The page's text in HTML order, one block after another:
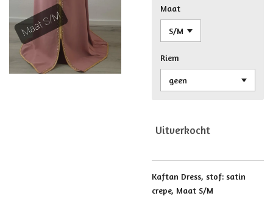
Maat
Riem
Uitverkocht
Kaftan Dress, stof: satin
crepe, Maat S/M